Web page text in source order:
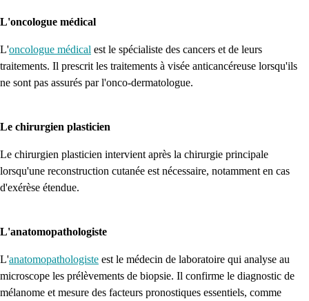
L'oncologue médical
L'oncologue médical est le spécialiste des cancers et de leurs
traitements. Il prescrit les traitements à visée anticancéreuse lorsqu'ils
ne sont pas assurés par l'onco-dermatologue.
Le chirurgien plasticien
Le chirurgien plasticien intervient après la chirurgie principale
lorsqu'une reconstruction cutanée est nécessaire, notamment en cas
d'exérèse étendue.
L'anatomopathologiste
L'anatomopathologiste est le médecin de laboratoire qui analyse au
microscope les prélèvements de biopsie. Il confirme le diagnostic de
mélanome et mesure des facteurs pronostiques essentiels, comme